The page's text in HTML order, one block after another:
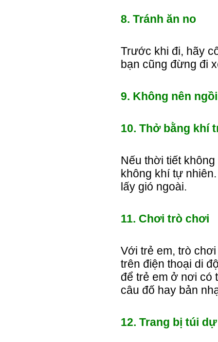
8. Tránh ăn no
Trước khi đi, hãy
bạn cũng đừng đi
9. Không nên
10. Thở bằng khí
Nếu thời tiết
không khí tự
lấy gió ngoài.
11. Chơi trò chơi
Với trẻ em, trò
trên điện thoại di
để trẻ em ở nơi có
câu đố hay bản
12. Trang bị túi